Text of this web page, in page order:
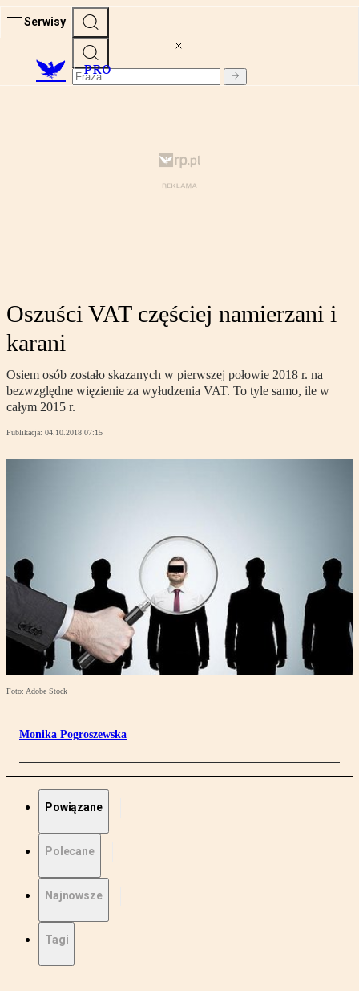
Serwisy
PRO
Oszuści VAT częściej namierzani i
karani
Osiem osób zostało skazanych w pierwszej połowie 2018 r. na
bezwzględne więzienie za wyłudzenia VAT. To tyle samo, ile w
całym 2015 r.
Publikacja: 04.10.2018 07:15
Foto: Adobe Stock
Monika Pogroszewska
Powiązane
Polecane
Najnowsze
Tagi